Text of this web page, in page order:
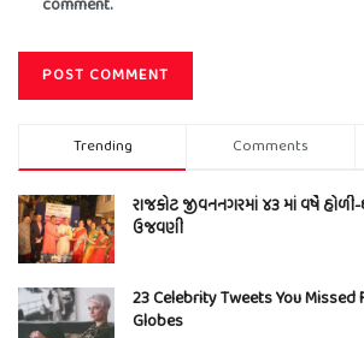
comment.
Trending Comments
રાજકોટ જીવનનગરમાં ૪૩ માં વર્ષે
ઉજવણી
23 Celebrity Tweets You Missed
Globes